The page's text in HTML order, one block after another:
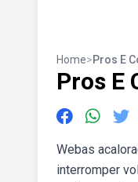
Home>Pros E
Pros E
Webas
interromper